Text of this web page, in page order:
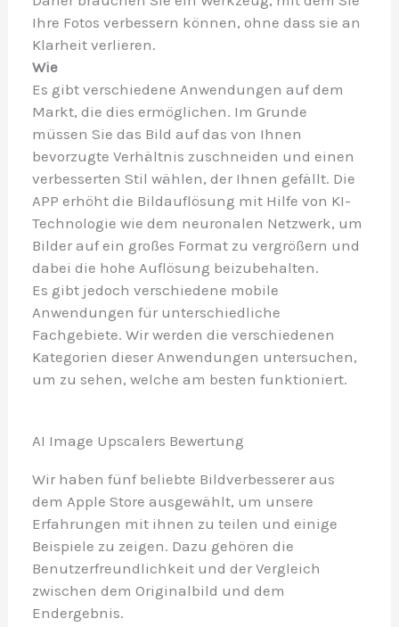
Ihre Fotos verbessern können, ohne dass sie an
Klarheit verlieren.
Wie
Es gibt verschiedene Anwendungen auf dem
Markt, die dies ermöglichen. Im Grunde
müssen Sie das Bild auf das von Ihnen
bevorzugte Verhältnis zuschneiden und einen
verbesserten Stil wählen, der Ihnen gefällt. Die
APP erhöht die Bildauflösung mit Hilfe von KI-
Technologie wie dem neuronalen Netzwerk, um
Bilder auf ein großes Format zu vergrößern und
dabei die hohe Auflösung beizubehalten.
Es gibt jedoch verschiedene mobile
Anwendungen für unterschiedliche
Fachgebiete. Wir werden die verschiedenen
Kategorien dieser Anwendungen untersuchen,
um zu sehen, welche am besten funktioniert.
AI Image Upscalers Bewertung
Wir haben fünf beliebte Bildverbesserer aus
dem Apple Store ausgewählt, um unsere
Erfahrungen mit ihnen zu teilen und einige
Beispiele zu zeigen. Dazu gehören die
Benutzerfreundlichkeit und der Vergleich
zwischen dem Originalbild und dem
Endergebnis.